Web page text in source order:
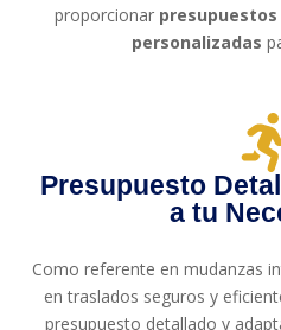
proporcionar
personalizadas
Presupuesto
a tu
Como referente en mudanzas
en traslados seguros y
presupuesto detallado y